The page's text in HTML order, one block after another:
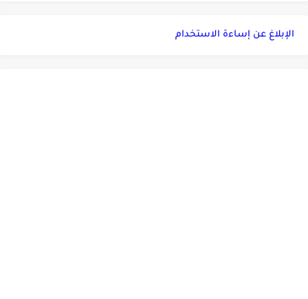
الإبلاغ عن إساءة الاستخدام